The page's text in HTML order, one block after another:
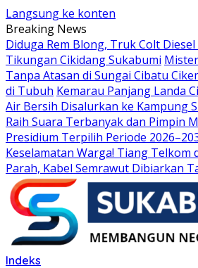
Langsung ke konten
Breaking News
Diduga Rem Blong, Truk Colt
Tikungan Cikidang Sukabumi
Tanpa Atasan di Sungai Cibatu
di Tubuh Kemarau Panjang Landa
Air Bersih Disalurkan ke Kampung
Raih Suara Terbanyak dan Pimpin
Presidium Terpilih Periode
Keselamatan Warga! Tiang Telkom
Parah, Kabel Semrawut Dibiarkan
Indeks